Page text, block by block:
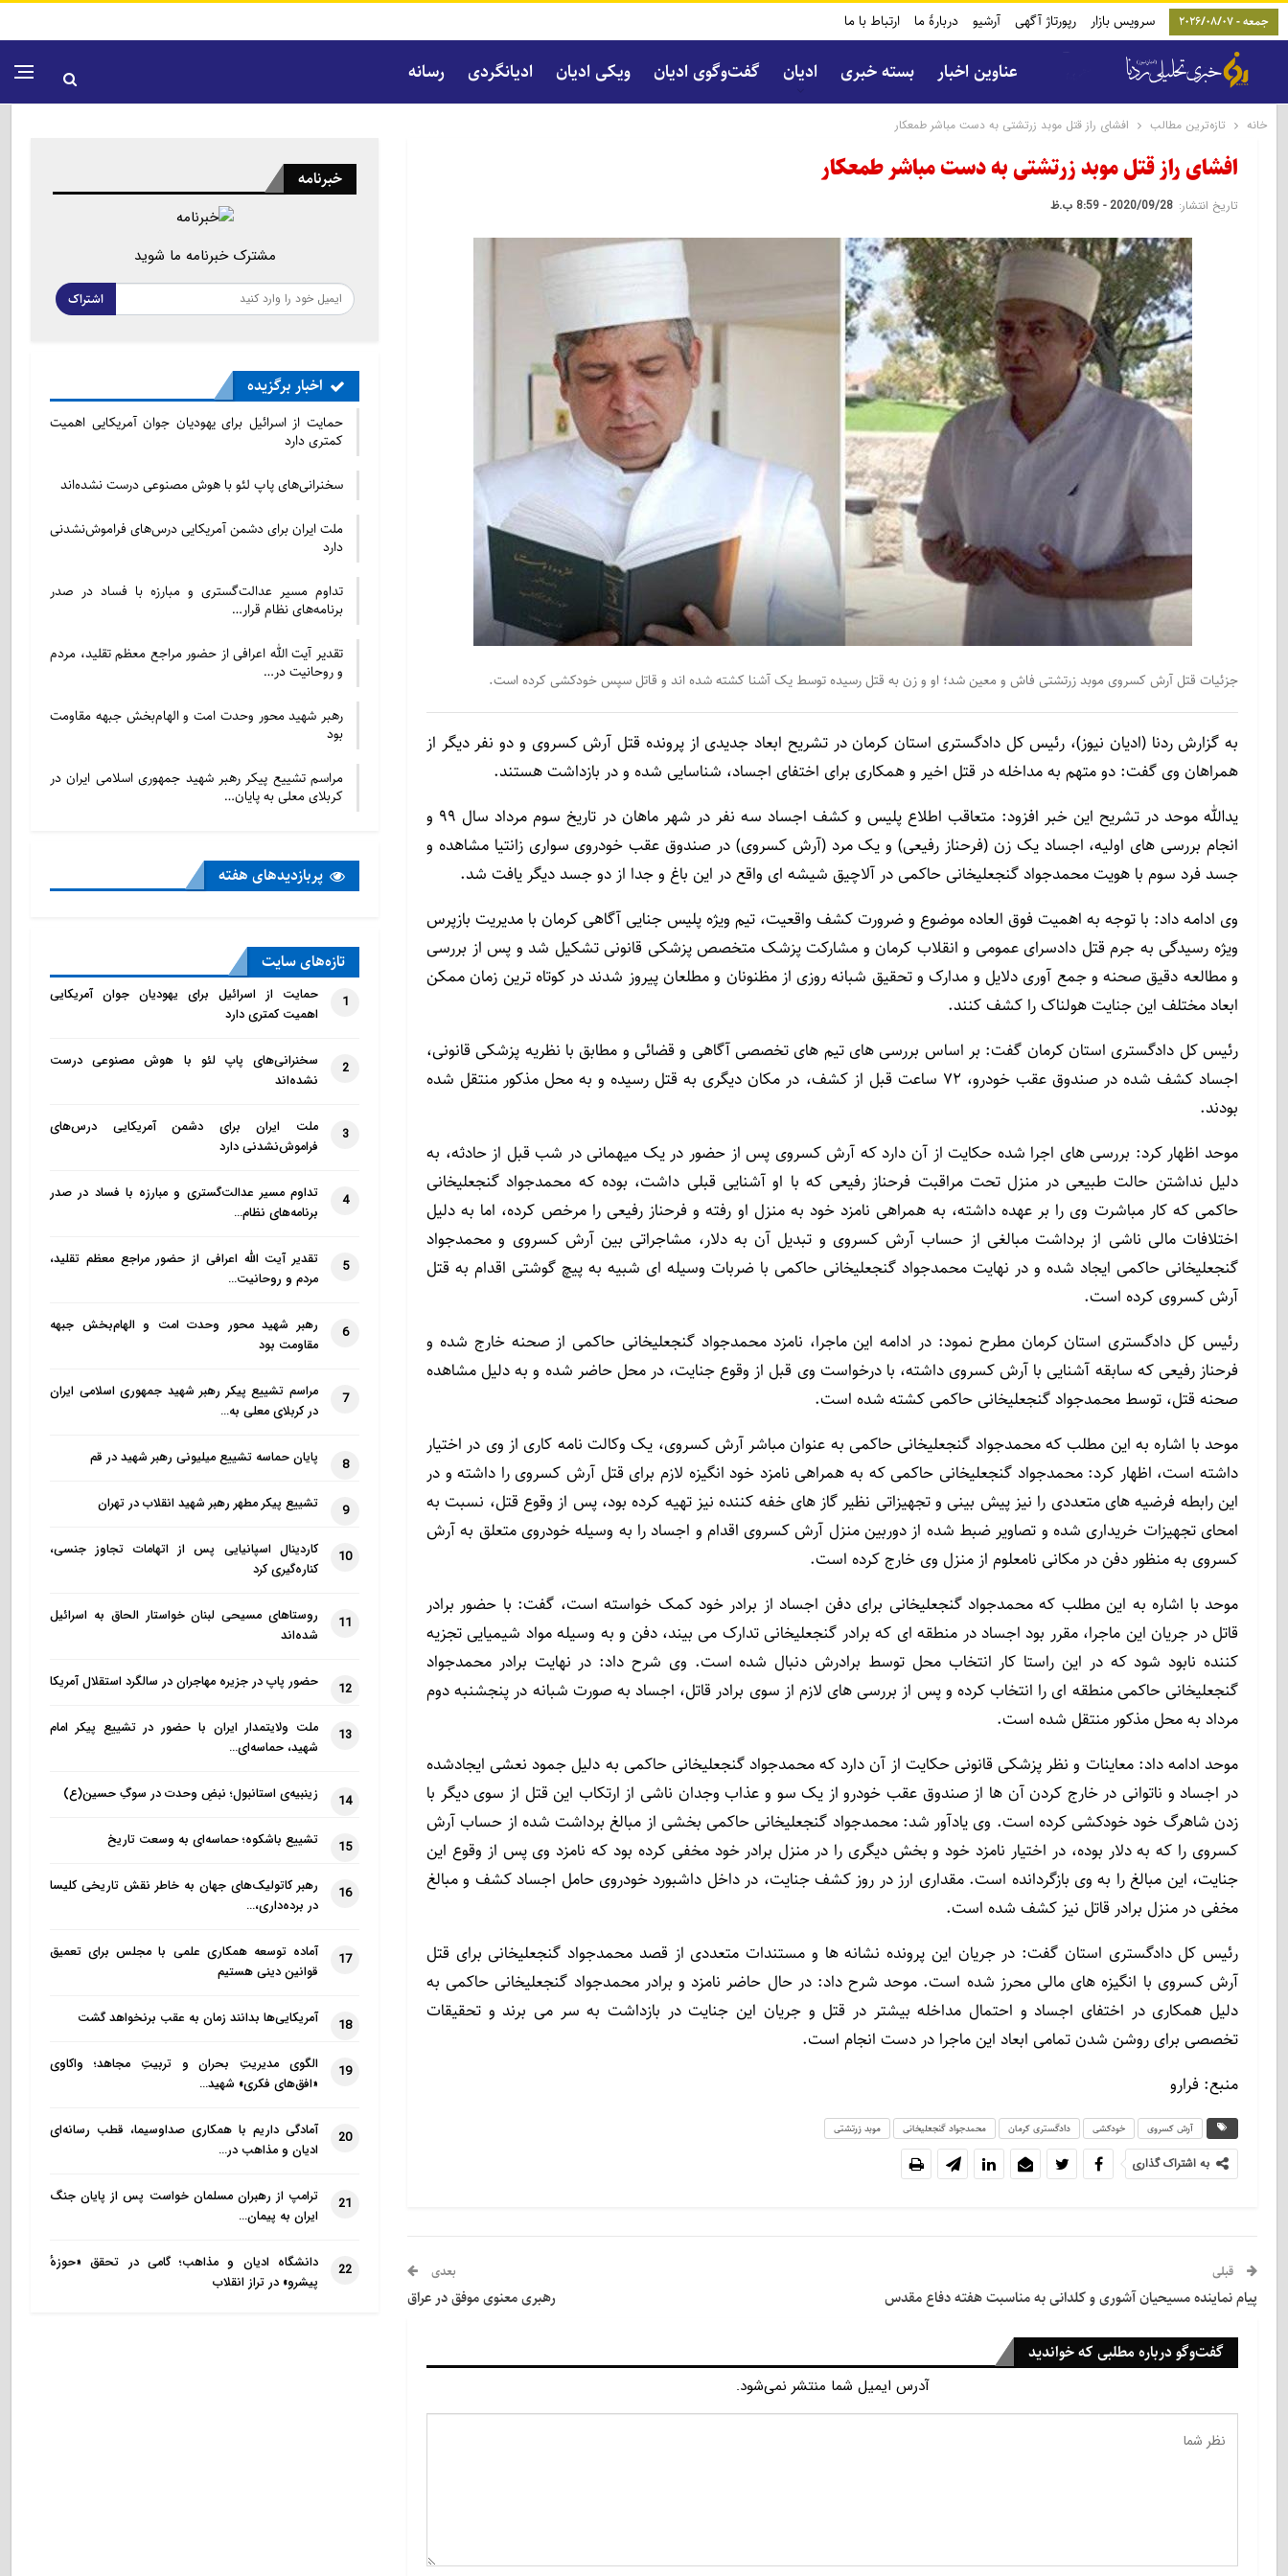
جمعه - 2026/08/07 سرویس بازار رپورتاژ آگهی آرشیو دربارۀ ما ارتباط با ما
عناوین اخبار بسته خبری ادیان گفت‌و‌گوی ادیان ویکی ادیان ادیانگردی رسانه
خانه تازه‌ترین مطالب افشای راز قتل موبد زرتشتی به دست مباشر طمعکار
افشای راز قتل موبد زرتشتی به دست مباشر طمعکار
تاریخ انتشار: 2020/09/28 - 8:59 ب.ظ
جزئیات قتل آرش کسروی موبد زرتشتی فاش و معین شد؛ او و زن به قتل رسیده توسط یک آشنا کشته شده اند و قاتل سپس خودکشی کرده است.
به گزارش ردنا (ادیان نیوز)، رئیس کل دادگستری استان کرمان در تشریح ابعاد جدیدی از پرونده قتل آرش کسروی و دو نفر دیگر از
همراهان وی گفت: دو متهم به مداخله در قتل اخیر و همکاری برای اختفای اجساد، شناسایی شده و در بازداشت هستند.
یدالله موحد در تشریح این خبر افزود: متعاقب اطلاع پلیس و کشف اجساد سه نفر در شهر ماهان در تاریخ سوم مرداد سال 99 و
انجام بررسی های اولیه، اجساد یک زن (فرحناز رفیعی) و یک مرد (آرش کسروی) در صندوق عقب خودروی سواری زانتیا مشاهده و
جسد فرد سوم با هویت محمدجواد گنجعلیخانی حاکمی در آلاچیق شیشه ای واقع در این باغ و جدا از دو جسد دیگر یافت شد.
وی ادامه داد: با توجه به اهمیت فوق العاده موضوع و ضرورت کشف واقعیت، تیم ویژه پلیس جنایی آگاهی کرمان با مدیریت بازپرس
ویژه رسیدگی به جرم قتل دادسرای عمومی و انقلاب کرمان و مشارکت پزشک متخصص پزشکی قانونی تشکیل شد و پس از بررسی
و مطالعه دقیق صحنه و جمع آوری دلایل و مدارک و تحقیق شبانه روزی از مظنونان و مطلعان پیروز شدند در کوتاه ترین زمان ممکن
ابعاد مختلف این جنایت هولناک را کشف کنند.
رئیس کل دادگستری استان کرمان گفت: بر اساس بررسی های تیم های تخصصی آگاهی و قضائی و مطابق با نظریه پزشکی قانونی،
اجساد کشف شده در صندوق عقب خودرو، 72 ساعت قبل از کشف، در مکان دیگری به قتل رسیده و به محل مذکور منتقل شده
بودند.
موحد اظهار کرد: بررسی های اجرا شده حکایت از آن دارد که آرش کسروی پس از حضور در یک میهمانی در شب قبل از حادثه، به
دلیل نداشتن حالت طبیعی در منزل تحت مراقبت فرحناز رفیعی که با او آشنایی قبلی داشت، بوده که محمدجواد گنجعلیخانی
حاکمی که کار مباشرت وی را بر عهده داشته، به همراهی نامزد خود به منزل او رفته و فرحناز رفیعی را مرخص کرده، اما به دلیل
اختلافات مالی ناشی از برداشت مبالغی از حساب آرش کسروی و تبدیل آن به دلار، مشاجراتی بین آرش کسروی و محمدجواد
گنجعلیخانی حاکمی ایجاد شده و در نهایت محمدجواد گنجعلیخانی حاکمی با ضربات وسیله ای شبیه به پیچ گوشتی اقدام به قتل
آرش کسروی کرده است.
رئیس کل دادگستری استان کرمان مطرح نمود: در ادامه این ماجرا، نامزد محمدجواد گنجعلیخانی حاکمی از صحنه خارج شده و
فرحناز رفیعی که سابقه آشنایی با آرش کسروی داشته، با درخواست وی قبل از وقوع جنایت، در محل حاضر شده و به دلیل مشاهده
صحنه قتل، توسط محمدجواد گنجعلیخانی حاکمی کشته شده است.
موحد با اشاره به این مطلب که محمدجواد گنجعلیخانی حاکمی به عنوان مباشر آرش کسروی، یک وکالت نامه کاری از وی در اختیار
داشته است، اظهار کرد: محمدجواد گنجعلیخانی حاکمی که به همراهی نامزد خود انگیزه لازم برای قتل آرش کسروی را داشته و در
این رابطه فرضیه های متعددی را نیز پیش بینی و تجهیزاتی نظیر گاز های خفه کننده نیز تهیه کرده بود، پس از وقوع قتل، نسبت به
امحای تجهیزات خریداری شده و تصاویر ضبط شده از دوربین منزل آرش کسروی اقدام و اجساد را به وسیله خودروی متعلق به آرش
کسروی به منظور دفن در مکانی نامعلوم از منزل وی خارج کرده است.
موحد با اشاره به این مطلب که محمدجواد گنجعلیخانی برای دفن اجساد از برادر خود کمک خواسته است، گفت: با حضور برادر
قاتل در جریان این ماجرا، مقرر بود اجساد در منطقه ای که برادر گنجعلیخانی تدارک می بیند، دفن و به وسیله مواد شیمیایی تجزیه
کننده نابود شود که در این راستا کار انتخاب محل توسط برادرش دنبال شده است. وی شرح داد: در نهایت برادر محمدجواد
گنجعلیخانی حاکمی منطقه ای را انتخاب کرده و پس از بررسی های لازم از سوی برادر قاتل، اجساد به صورت شبانه در پنجشنبه دوم
مرداد به محل مذکور منتقل شده است.
موحد ادامه داد: معاینات و نظر پزشکی قانونی حکایت از آن دارد که محمدجواد گنجعلیخانی حاکمی به دلیل جمود نعشی ایجادشده
در اجساد و ناتوانی در خارج کردن آن ها از صندوق عقب خودرو از یک سو و عذاب وجدان ناشی از ارتکاب این قتل از سوی دیگر با
زدن شاهرگ خود خودکشی کرده است. وی یادآور شد: محمدجواد گنجعلیخانی حاکمی بخشی از مبالغ برداشت شده از حساب آرش
کسروی را که به دلار بوده، در اختیار نامزد خود و بخش دیگری را در منزل برادر خود مخفی کرده بود که نامزد وی پس از وقوع این
جنایت، این مبالغ را به وی بازگردانده است. مقداری ارز در روز کشف جنایت، در داخل داشبورد خودروی حامل اجساد کشف و مبالغ
مخفی در منزل برادر قاتل نیز کشف شده است.
رئیس کل دادگستری استان گفت: در جریان این پرونده نشانه ها و مستندات متعددی از قصد محمدجواد گنجعلیخانی برای قتل
آرش کسروی با انگیزه های مالی محرز شده است. موحد شرح داد: در حال حاضر نامزد و برادر محمدجواد گنجعلیخانی حاکمی به
دلیل همکاری در اختفای اجساد و احتمال مداخله بیشتر در قتل و جریان این جنایت در بازداشت به سر می برند و تحقیقات
تخصصی برای روشن شدن تمامی ابعاد این ماجرا در دست انجام است.
منبع: فرارو
آرش کسروی خودکشی دادگستری کرمان محمدجواد گنجعلیخانی موبد زرتشتی
به اشتراک گذاری
قبلی
پیام نماینده مسیحیان آشوری و کلدانی به مناسبت هفته دفاع مقدس
بعدی
رهبری معنوی موفق در عراق
گفت‌وگو درباره مطلبی که خواندید
آدرس ایمیل شما منتشر نمی‌شود.
خبرنامه
مشترک خبرنامه ما شوید
اشتراک
اخبار برگزیده
حمایت از اسرائیل برای یهودیان جوان آمریکایی اهمیت
کمتری دارد
سخنرانی‌های پاپ لئو با هوش مصنوعی درست نشده‌اند
ملت ایران برای دشمن آمریکایی درس‌های فراموش‌نشدنی
دارد
تداوم مسیر عدالت‌گستری و مبارزه با فساد در صدر
برنامه‌های نظام قرار…
تقدیر آیت الله اعرافی از حضور مراجع معظم تقلید، مردم
و روحانیت در…
رهبر شهید محور وحدت امت و الهام‌بخش جبهه مقاومت
بود
مراسم تشییع پیکر رهبر شهید جمهوری اسلامی ایران در
کربلای معلی به پایان…
پربازدید‌های هفته
تازه‌‌های سایت
1
حمایت از اسرائیل برای یهودیان جوان آمریکایی
اهمیت کمتری دارد
2
سخنرانی‌های پاپ لئو با هوش مصنوعی درست
نشده‌اند
3
ملت ایران برای دشمن آمریکایی درس‌های
فراموش‌نشدنی دارد
4
تداوم مسیر عدالت‌گستری و مبارزه با فساد در صدر
برنامه‌های نظام…
5
تقدیر آیت الله اعرافی از حضور مراجع معظم تقلید،
مردم و روحانیت…
6
رهبر شهید محور وحدت امت و الهام‌بخش جبهه
مقاومت بود
7
مراسم تشییع پیکر رهبر شهید جمهوری اسلامی ایران
در کربلای معلی به…
8 پایان حماسه تشییع میلیونی رهبر شهید در قم
9 تشییع پیکر مطهر رهبر شهید انقلاب در تهران
10
کاردینال اسپانیایی پس از اتهامات تجاوز جنسی،
کناره‌گیری کرد
11
روستاهای مسیحی لبنان خواستار الحاق به اسرائیل
شده‌اند
12 حضور پاپ در جزیره مهاجران در سالگرد استقلال آمریکا
13
ملت ولایتمدار ایران با حضور در تشییع پیکر امام
شهید، حماسه‌ای…
14 زینبیه‌ی استانبول؛ نبضِ وحدت در سوگِ حسین(ع)
15 تشییع باشکوه؛ حماسه‌ای به وسعت تاریخ
16
رهبر کاتولیک‌های جهان به خاطر نقش تاریخی کلیسا
در برده‌داری،…
17
آماده توسعه همکاری علمی با مجلس برای تعمیق
قوانین دینی هستیم
18 آمریکایی‌ها بدانند زمان به عقب برنخواهد گشت
19
الگوی مدیریتِ بحران و تربیتِ مجاهد؛ واکاوی
«افق‌های فکری» شهید…
20
آمادگی داریم با همکاری صداوسیما، قطب رسانه‌ای
ادیان و مذاهب در…
21
ترامپ از رهبران مسلمان خواست پس از پایان جنگ
ایران به پیمان…
22
دانشگاه ادیان و مذاهب؛ گامی در تحقق «حوزهٔ
پیشرو» در تراز انقلاب